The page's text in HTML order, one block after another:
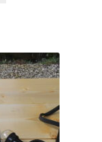
Deze
optie
gekozen
worden